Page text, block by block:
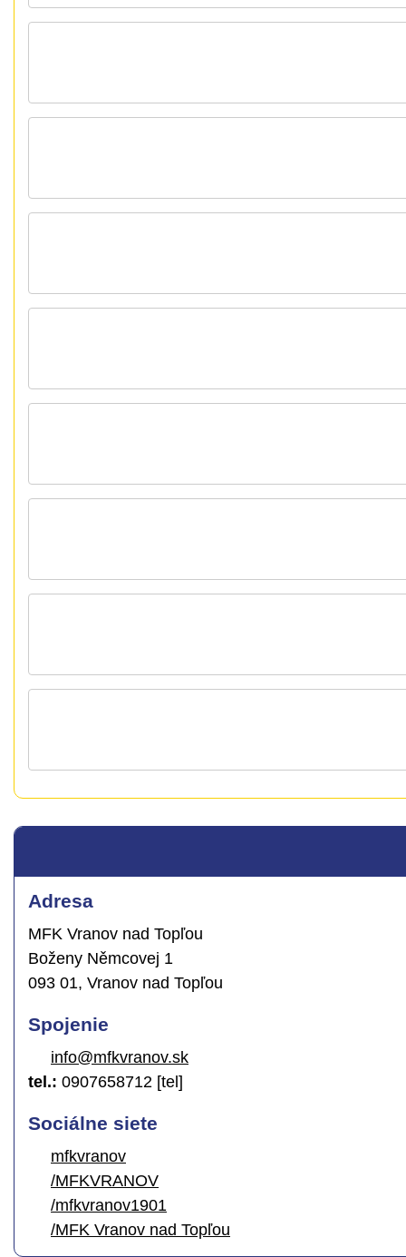
Adresa
MFK Vranov nad Topľou
Boženy Němcovej 1
093 01, Vranov nad Topľou
Spojenie
info@mfkvranov.sk
tel.: 0907658712 [tel]
Sociálne siete
mfkvranov
/MFKVRANOV
/mfkvranov1901
/MFK Vranov nad Topľou